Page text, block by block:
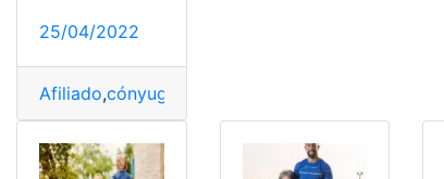
25/04/2022
Afiliado,cónyuge